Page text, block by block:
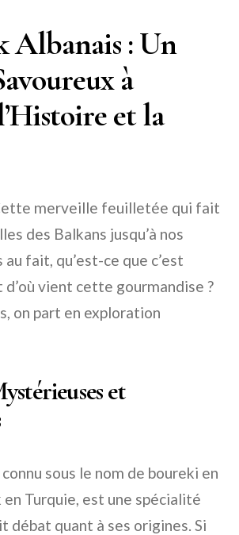
Albanais : Un
à
et la
merveille feuilletée qui fait
des Balkans jusqu’à nos
fait, qu’est-ce que c’est
vient cette gourmandise ?
on part en exploration
et
sous le nom de boureki en
Turquie, est une spécialité
débat quant à ses origines. Si